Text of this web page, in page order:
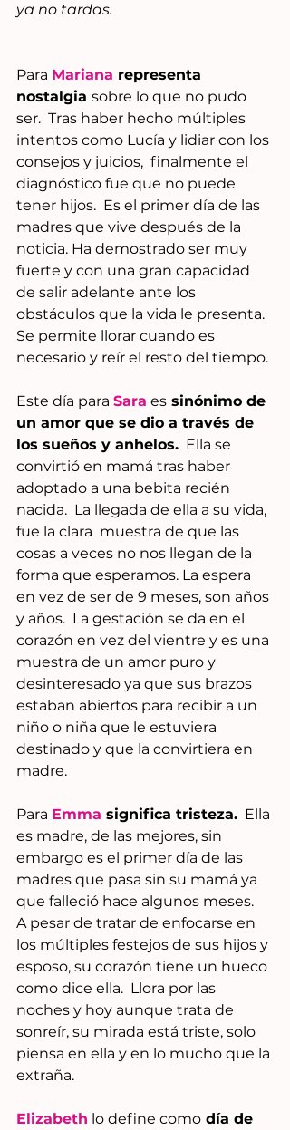
ya no tardas.
Para Mariana representa
nostalgia sobre lo que no pudo
ser.  Tras haber hecho múltiples
intentos como Lucía y lidiar con los
consejos y juicios,  finalmente el
diagnóstico fue que no puede
tener hijos.  Es el primer día de las
madres que vive después de la
noticia. Ha demostrado ser muy
fuerte y con una gran capacidad
de salir adelante ante los
obstáculos que la vida le presenta.
Se permite llorar cuando es
necesario y reír el resto del tiempo.
Este día para Sara es sinónimo de
un amor que se dio a través de
los sueños y anhelos.
  Ella se
convirtió en mamá tras haber
adoptado a una bebita recién
nacida.  La llegada de ella a su vida,
fue la clara  muestra de que las
cosas a veces no nos llegan de la
forma que esperamos. La espera
en vez de ser de 9 meses, son años
y años.  La gestación se da en el
corazón en vez del vientre y es una
muestra de un amor puro y
desinteresado ya que sus brazos
estaban abiertos para recibir a un
niño o niña que le estuviera
destinado y que la convirtiera en
madre.
Para Emma significa tristeza.
  Ella
es madre, de las mejores, sin
embargo es el primer día de las
madres que pasa sin su mamá ya
que falleció hace algunos meses.
A pesar de tratar de enfocarse en
los múltiples festejos de sus hijos y
esposo, su corazón tiene un hueco
como dice ella.  Llora por las
noches y hoy aunque trata de
sonreír, su mirada está triste, solo
piensa en ella y en lo mucho que la
extraña.
Elizabeth lo define como día de